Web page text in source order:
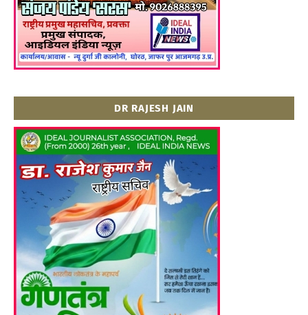
DR RAJESH JAIN